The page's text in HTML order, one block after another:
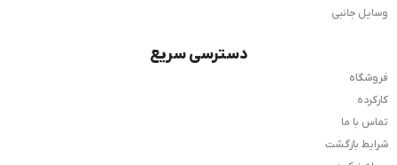
وسایل جانبی
دسترسی سریع
فروشگاه
کارکرده
تماس با ما
شرایط بازگشت